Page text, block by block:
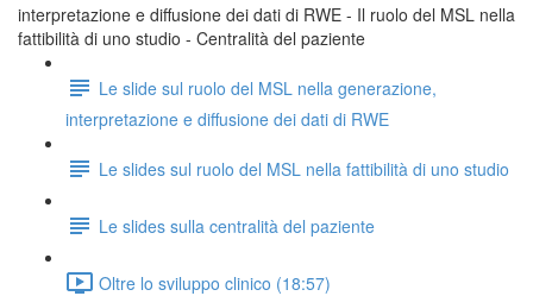
interpretazione e diffusione dei dati di RWE - Il ruolo del MSL nella
fattibilità di uno studio - Centralità del paziente
Le slide sul ruolo del MSL nella generazione,
interpretazione e diffusione dei dati di RWE
Le slides sul ruolo del MSL nella fattibilità di uno studio
Le slides sulla centralità del paziente
Oltre lo sviluppo clinico (18:57)